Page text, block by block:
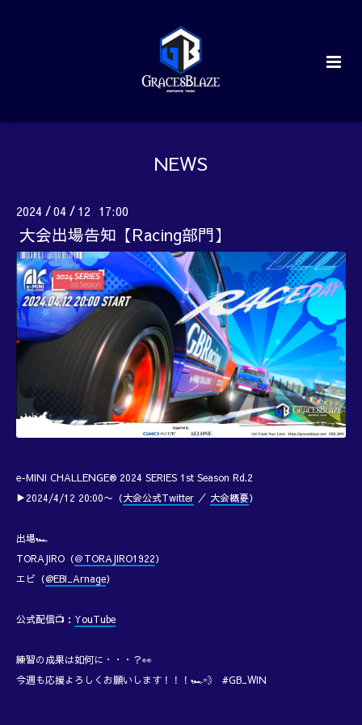
NEWS
2024 /04 / 12 17:00
大会出場告知【Racing部門】
e-MINI CHALLENGE® 2024 SERIES 1st Season Rd.2
▶︎2024/4/12 20:00〜（大会公式Twitter ／ 大会概要）
出場🏎️
TORAJIRO（＠TORAJIRO1922）
エビ（@EBI_Arnage）
公式配信📺： YouTube
練習の成果は如何に・・・？👀
今週も応援よろしくお願いします！！！🏎️💨 #GB_WIN